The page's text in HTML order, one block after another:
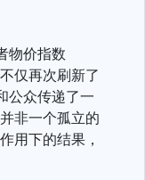
物价指数
仅再次刷新了
公众传递了一
非一个孤立的
用下的结果，